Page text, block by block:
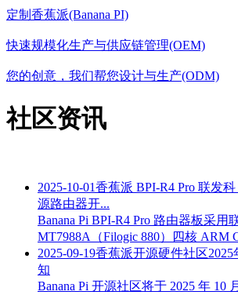
定制香蕉派(Banana PI)
快速规模化生产与供应链管理(OEM)
您的创意，我们帮您设计与生产(ODM)
社区资讯
2025-10-01香蕉派 BPI-R4 Pro 联发
源路由器开...
Banana Pi BPI-R4 Pro 路由器板采用
MT7988A（Filogic 880）四核 ARM
2025-09-19香蕉派开源硬件社区2025
知
Banana Pi 开源社区将于 2025 年 10